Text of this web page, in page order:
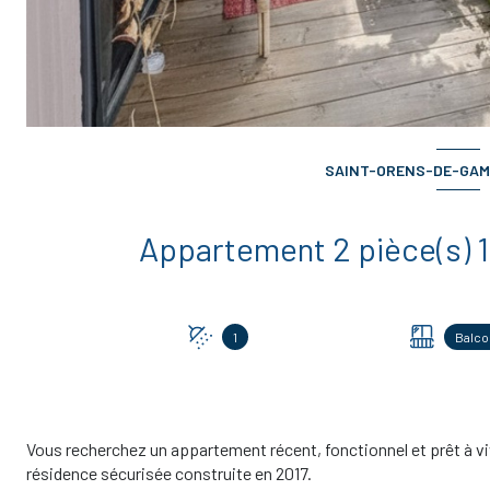
SAINT-ORENS-DE-
1
Vous recherchez un appartement récent, fonctionnel et prêt à
résidence sécurisée construite en 2017.